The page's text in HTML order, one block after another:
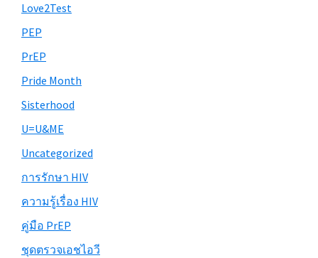
Love2Test
PEP
PrEP
Pride Month
Sisterhood
U=U&ME
Uncategorized
การรักษา HIV
ความรู้เรื่อง HIV
คู่มือ PrEP
ชุดตรวจเอชไอวี